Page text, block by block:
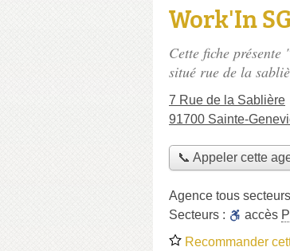
Work'In
Cette fiche
situé rue de la
7 Rue de la Sablière
91700 Sainte-
📞 Appeler cette
Agence tous secteurs
Secteurs :
accès
Recommander